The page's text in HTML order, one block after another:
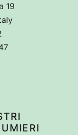
19